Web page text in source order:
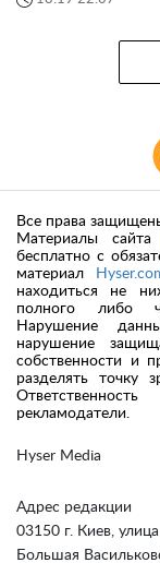
Hyser Media
Адрес редакции
03150 г. Киев, улица
Большая
Все права
Материалы сайта
бесплатно с
материал
находиться не
полного либо
Нарушение
нарушение
собственности и
разделять точку
рекламодатели.